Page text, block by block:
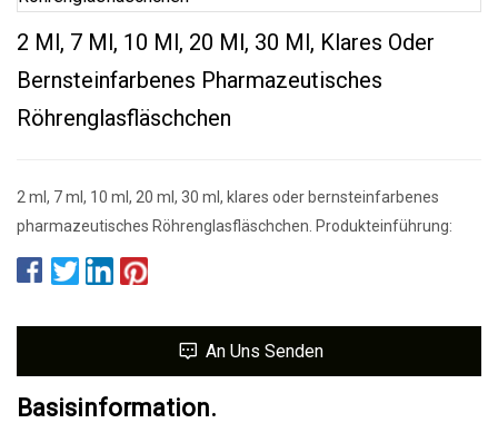
2 Ml, 7 Ml, 10 Ml, 20 Ml, 30 Ml, Klares Oder
Bernsteinfarbenes Pharmazeutisches
Röhrenglasfläschchen
2 ml, 7 ml, 10 ml, 20 ml, 30 ml, klares oder bernsteinfarbenes
pharmazeutisches Röhrenglasfläschchen. Produkteinführung:
An Uns Senden
Basisinformation.